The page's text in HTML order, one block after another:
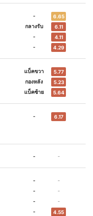
- 6.65
กลางรับ 6.11
- 4.11
- 4.29
แบ็คขวา 5.77
กองหลัง 5.23
แบ็คซ้าย 5.64
- 6.17
-
-
-
-
-
-
-
-
- 4.55